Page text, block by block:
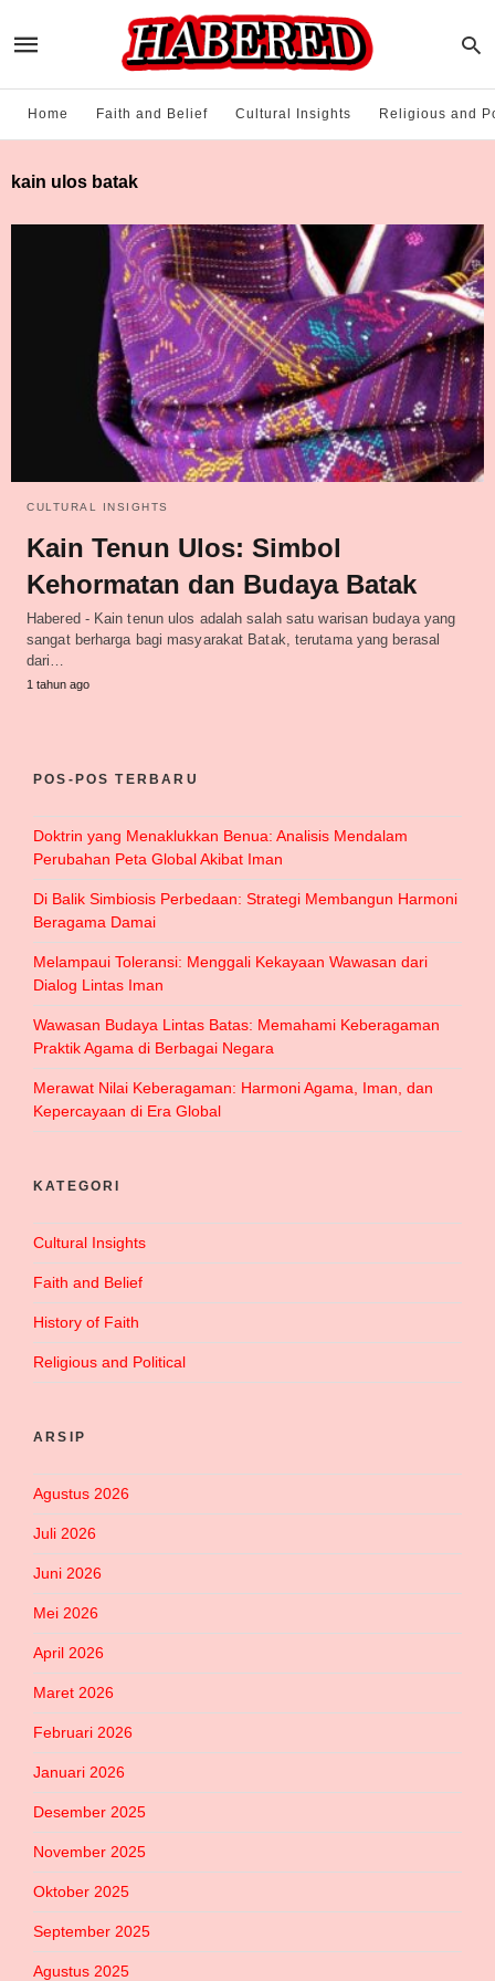
Home Faith and Belief Cultural Insights Religious and
kain ulos batak
CULTURAL INSIGHTS
Kain Tenun Ulos: Simbol
Kehormatan dan Budaya Batak
Habered - Kain tenun ulos adalah salah satu warisan budaya yang
sangat berharga bagi masyarakat Batak, terutama yang berasal
dari…
1 tahun ago
POS-POS TERBARU
Doktrin yang Menaklukkan Benua: Analisis Mendalam
Perubahan Peta Global Akibat Iman
Di Balik Simbiosis Perbedaan: Strategi Membangun Harmoni
Beragama Damai
Melampaui Toleransi: Menggali Kekayaan Wawasan dari
Dialog Lintas Iman
Wawasan Budaya Lintas Batas: Memahami Keberagaman
Praktik Agama di Berbagai Negara
Merawat Nilai Keberagaman: Harmoni Agama, Iman, dan
Kepercayaan di Era Global
KATEGORI
Cultural Insights
Faith and Belief
History of Faith
Religious and Political
ARSIP
Agustus 2026
Juli 2026
Juni 2026
Mei 2026
April 2026
Maret 2026
Februari 2026
Januari 2026
Desember 2025
November 2025
Oktober 2025
September 2025
Agustus 2025